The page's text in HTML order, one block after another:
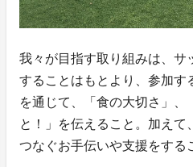
我々が目指す取り組みは、サ
することはもとより、参加す
を通じて、「食の大切さ」、
と！」を伝えること。加えて
つなぐお手伝いや支援をする